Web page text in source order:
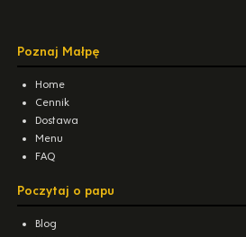
Poznaj Małpę
Home
Cennik
Dostawa
Menu
FAQ
Poczytaj o papu
Blog